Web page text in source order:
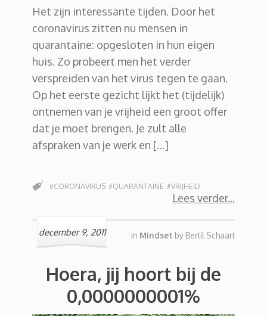
Het zijn interessante tijden. Door het
coronavirus zitten nu mensen in
quarantaine: opgesloten in hun eigen
huis. Zo probeert men het verder
verspreiden van het virus tegen te gaan.
Op het eerste gezicht lijkt het (tijdelijk)
ontnemen van je vrijheid een groot offer
dat je moet brengen. Je zult alle
afspraken van je werk en […]
Lees verder
#CORONAVIRUS #QUARANTAINE #VRIJHEID
december 9, 2011 in Mindset by Bertil Schaart
Hoera, jij hoort bij de
0,0000000001%